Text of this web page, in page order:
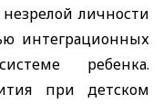
личности
интеграционных
ребенка.
при детском